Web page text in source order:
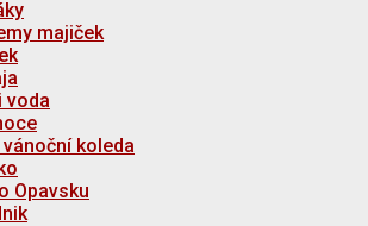
majiček
voda
koleda
Opavsku